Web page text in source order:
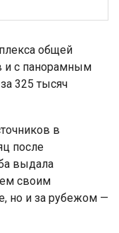
общей
и с панорамным
325 тысяч
в
после
выдала
своим
но и за рубежом —